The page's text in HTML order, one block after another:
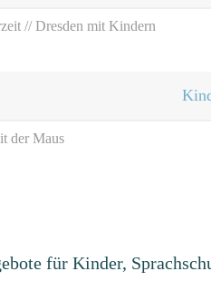
// Dresden mit Kindern
der Maus
für Kinder,